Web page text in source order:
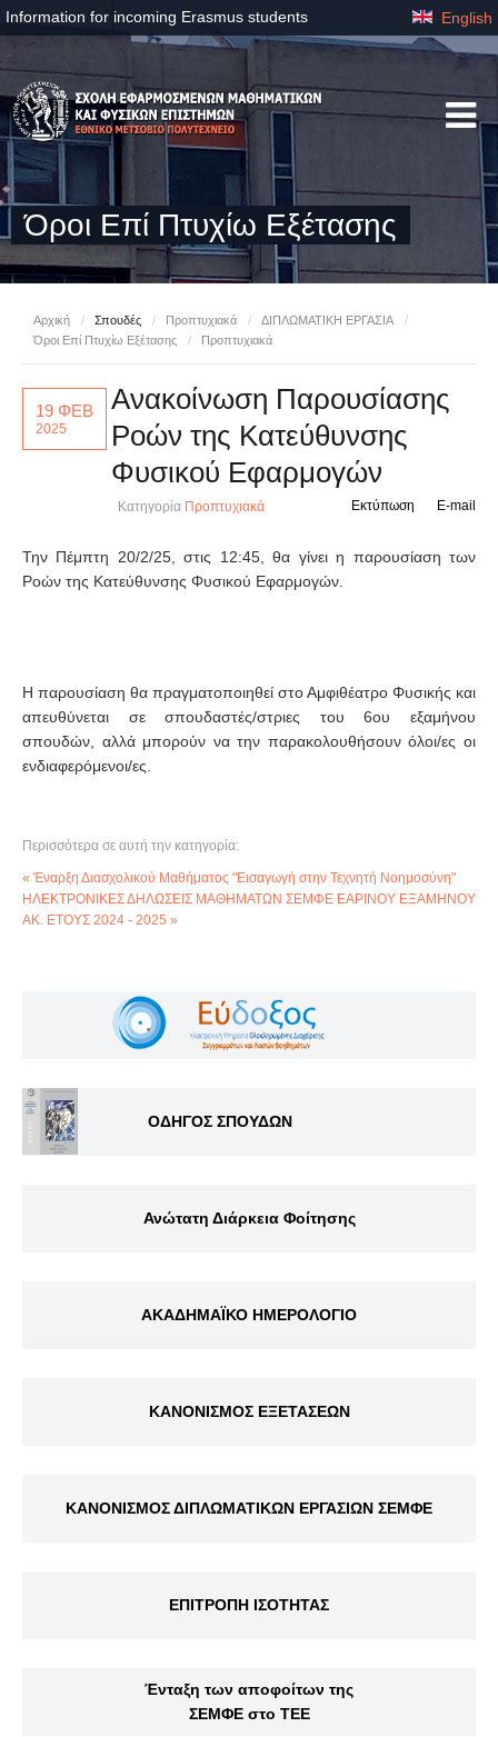
Information for incoming Erasmus students English
Όροι Επί Πτυχίω Εξέτασης
Αρχική / Σπουδές / Προπτυχιακά / ΔΙΠΛΩΜΑΤΙΚΗ ΕΡΓΑΣΙΑ
/
Όροι Επί Πτυχίω Εξέτασης
/ Προπτυχιακά
19 ΦΕΒ
2025
Ανακοίνωση Παρουσίασης
Ροών της Κατεύθυνσης
Φυσικού Εφαρμογών
Κατηγορία Προπτυχιακά E-mail
Εκτύπωση
Την Πέμπτη 20/2/25, στις 12:45, θα γίνει η παρουσίαση των
Ροών της Κατεύθυνσης Φυσικού Εφαρμογών.
Η παρουσίαση θα πραγματοποιηθεί στο Αμφιθέατρο Φυσικής και
απευθύνεται σε σπουδαστές/στριες του 6ου εξαμήνου
σπουδών, αλλά μπορούν να την παρακολουθήσουν όλοι/ες οι
ενδιαφερόμενοι/ες.
Περισσότερα σε αυτή την κατηγορία:
« Έναρξη Διασχολικού Μαθήματος "Εισαγωγή στην Τεχνητή Νοημοσύνη"
ΗΛΕΚΤΡΟΝΙΚΕΣ ΔΗΛΩΣΕΙΣ ΜΑΘΗΜΑΤΩΝ ΣΕΜΦΕ ΕΑΡΙΝΟΥ ΕΞΑΜΗΝΟΥ
ΑΚ. ΕΤΟΥΣ 2024 - 2025 »
ΟΔΗΓΟΣ ΣΠΟΥΔΩΝ
Ανώτατη Διάρκεια Φοίτησης
ΑΚΑΔΗΜΑΪΚΟ ΗΜΕΡΟΛΟΓΙΟ
ΚΑΝΟΝΙΣΜΟΣ ΕΞΕΤΑΣΕΩΝ
ΚΑΝΟΝΙΣΜΟΣ ΔΙΠΛΩΜΑΤΙΚΩΝ ΕΡΓΑΣΙΩΝ ΣΕΜΦΕ
ΕΠΙΤΡΟΠΗ ΙΣΟΤΗΤΑΣ
Ένταξη των αποφοίτων της
ΣΕΜΦΕ στο ΤΕΕ